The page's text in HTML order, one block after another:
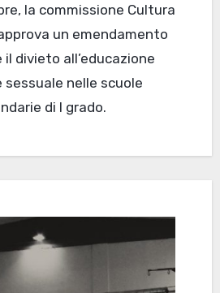
un emendamento
divieto all’educazione
nelle scuole
di I grado.